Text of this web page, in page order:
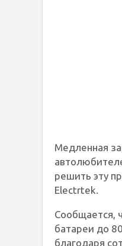
Медленная
решить эту
Electrtek.
Сообщается,
батареи до
благодаря